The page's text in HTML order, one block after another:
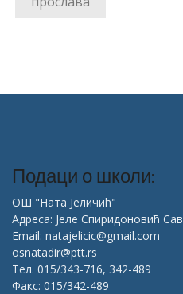
Подаци о школи:
ОШ "Ната Јеличић"
Адреса: Јеле Спиридоновић
Email: natajelicic@gmail.com
osnatadir@ptt.rs
Тел. 015/343-716, 342-489
Факс: 015/342-489